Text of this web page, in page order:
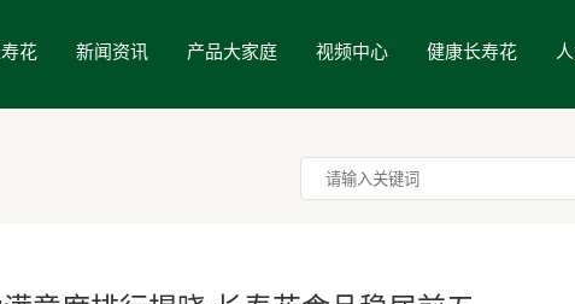
花 新闻资讯 产品大家庭 视频中心 健康长寿花